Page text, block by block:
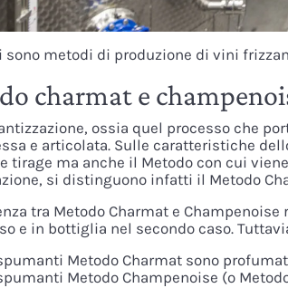
sono metodi di produzione di vini
charmat e
ossia quel processo che
e articolata. Sulle caratteristiche
tirage ma anche il Metodo con cui
si distinguono infatti il Metodo
tra Metodo Charmat e
e in bottiglia nel secondo caso.
Metodo Charmat sono
Metodo Champenoise (o